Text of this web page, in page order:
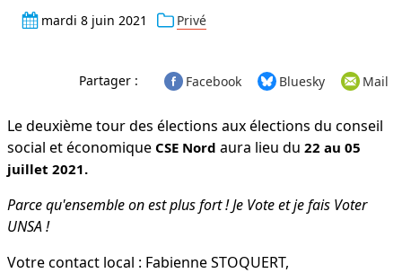
mardi 8 juin 2021 Privé
Partager : Facebook Bluesky Mail
Le deuxième tour des élections aux élections du conseil
social et économique CSE Nord aura lieu du 22 au 05
juillet 2021.
Parce qu'ensemble on est plus fort ! Je Vote et je fais Voter
UNSA !
Votre contact local : Fabienne STOQUERT,